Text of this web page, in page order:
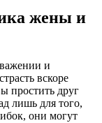
жены и
и
вскоре
простить друг
лишь для того,
они могут